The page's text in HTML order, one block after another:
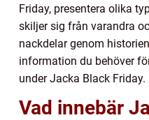
Friday, presentera olika
skiljer sig från varandra
nackdelar genom
information du behöver
under Jacka Black Friday.
Vad innebär